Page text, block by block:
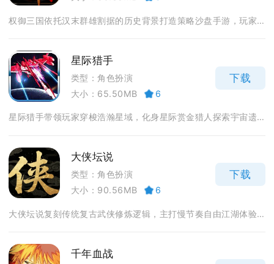
权御三国依托汉末群雄割据的历史背景打造策略沙盘手游，玩家...
星际猎手
类型：角色扮演
大小：65.50MB
6
下载
星际猎手带领玩家穿梭浩瀚星域，化身星际赏金猎人探索宇宙遗...
大侠坛说
类型：角色扮演
大小：90.56MB
6
下载
大侠坛说复刻传统复古武侠修炼逻辑，主打慢节奏自由江湖体验...
千年血战